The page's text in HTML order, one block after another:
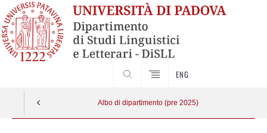
ENG
Albo di dipartimento (pre 2025)